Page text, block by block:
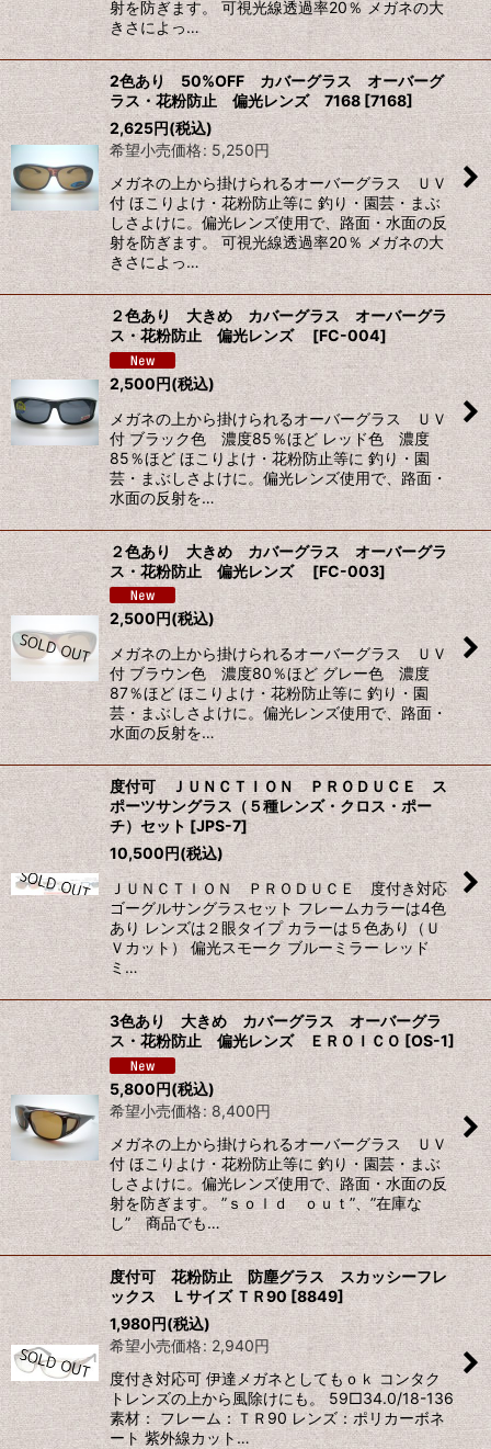
射を防ぎます。 可視光線透過率20％ メガネの大
きさによっ…
2色あり 50%OFF カバーグラス オーバーグ
ラス・花粉防止 偏光レンズ 7168 [7168]
2,625円(税込)
希望小売価格: 5,250円
メガネの上から掛けられるオーバーグラス ＵＶ
付 ほこりよけ・花粉防止等に 釣り・園芸・まぶ
しさよけに。偏光レンズ使用で、路面・水面の反
射を防ぎます。 可視光線透過率20％ メガネの大
きさによっ…
２色あり 大きめ カバーグラス オーバーグラ
ス・花粉防止 偏光レンズ [FC-004]
2,500円(税込)
メガネの上から掛けられるオーバーグラス ＵＶ
付 ブラック色 濃度85％ほど レッド色 濃度
85％ほど ほこりよけ・花粉防止等に 釣り・園
芸・まぶしさよけに。偏光レンズ使用で、路面・
水面の反射を…
２色あり 大きめ カバーグラス オーバーグラ
ス・花粉防止 偏光レンズ [FC-003]
2,500円(税込)
メガネの上から掛けられるオーバーグラス ＵＶ
付 ブラウン色 濃度80％ほど グレー色 濃度
87％ほど ほこりよけ・花粉防止等に 釣り・園
芸・まぶしさよけに。偏光レンズ使用で、路面・
水面の反射を…
度付可 ＪＵＮＣＴＩＯＮ ＰＲＯＤＵＣＥ ス
ポーツサングラス（５種レンズ・クロス・ポー
チ）セット [JPS-7]
10,500円(税込)
ＪＵＮＣＴＩＯＮ ＰＲＯＤＵＣＥ 度付き対応
ゴーグルサングラスセット フレームカラーは4色
あり レンズは２眼タイプ カラーは５色あり（Ｕ
Ｖカット） 偏光スモーク ブルーミラー レッド
ミ…
3色あり 大きめ カバーグラス オーバーグラ
ス・花粉防止 偏光レンズ ＥＲＯＩＣＯ [OS-1]
5,800円(税込)
希望小売価格: 8,400円
メガネの上から掛けられるオーバーグラス ＵＶ
付 ほこりよけ・花粉防止等に 釣り・園芸・まぶ
しさよけに。偏光レンズ使用で、路面・水面の反
射を防ぎます。 ”ｓｏｌｄ ｏｕｔ”、”在庫な
し” 商品でも…
度付可 花粉防止 防塵グラス スカッシーフレ
ックス Ｌサイズ ＴＲ90 [8849]
1,980円(税込)
希望小売価格: 2,940円
度付き対応可 伊達メガネとしてもｏｋ コンタク
トレンズの上から風除けにも。 59□34.0/18-136
素材： フレーム：ＴＲ90 レンズ：ポリカーボネ
ート 紫外線カット…